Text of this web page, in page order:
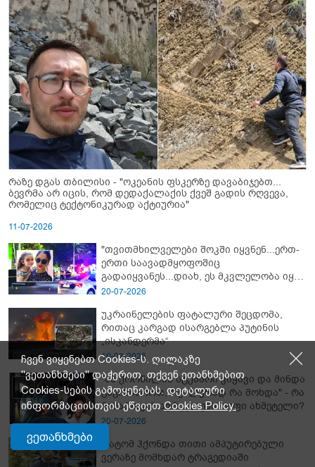
რაზე დგას თბილისი - "ოკეანის ფსკერზე დავაბიჯებთ...
ბევრმა არ იცის, რომ დედაქალაქის ქვეშ გადის რღვევა,
რომელიც ტექტონიკურად აქტიურია"
11-07-2026
"თვითმხილველები შოკში იყვნენ...ერთ-
ერთი საავადმყოფოშიც
გადაიყვანეს...დიახ, ეს მკვლელობა იყო"
- გორში დატრიალებული ტრაგედიის
20-07-2026
უკრაინელების ფატალური შეცდომა,
რითაც კარგად ისარგებლა პუტინის
„ისკანდერმა“
10-07-2026
"ამ ქორწილის სტუმარი ვიყავი და მინდა
გაგიზიაროთ, რეალურად რა მოხდა" - რა
მიმართვას ავრცელებს სოფი ახმეტელი?
20-07-2026
რატომ ჰქონდა თითი ამპუტირებული
ვერაზე მომხდარ ტრაგედიაში
ჩვენ ვიყენებთ Cookies-ს. ღილაკზე
"ვეთანხმები" დაჭერით, თქვენ ეთანხმებით
Cookies-სების გამოყენებას. დეტალური
ინფორმაციისთვის ეწვიეთCookies Policy.
ვეთანხმები